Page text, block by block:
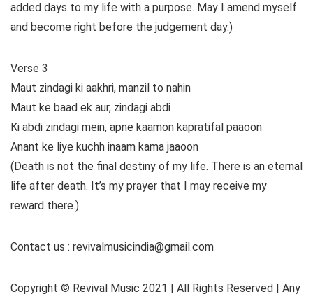
added days to my life with a purpose. May I amend myself
and become right before the judgement day.)
Verse 3
Maut zindagi ki aakhri, manzil to nahin
Maut ke baad ek aur, zindagi abdi
Ki abdi zindagi mein, apne kaamon kapratifal paaoon
Anant ke liye kuchh inaam kama jaaoon
(Death is not the final destiny of my life. There is an eternal
life after death. It’s my prayer that I may receive my
reward there.)
Contact us : revivalmusicindia@gmail.com
Copyright © Revival Music 2021 | All Rights Reserved | Any